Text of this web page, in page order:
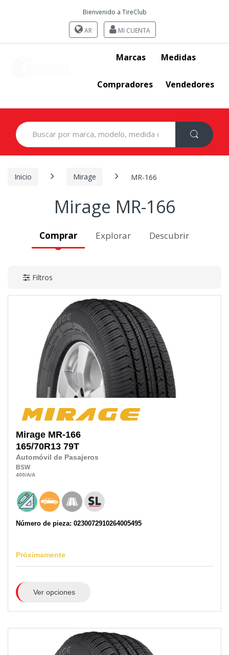
Bienvenido a TireClub
AR MI CUENTA
Marcas Medidas
Compradores Vendedores
Search
for:
Inicio Mirage MR-166
Mirage MR-166
Comprar Explorar Descubrir
Filtros
Mirage MR-166
165/70R13 79T
Automóvil de Pasajeros
BSW
400/A/A
Número de pieza: 0230072910264005495
Próximamente
Ver opciones